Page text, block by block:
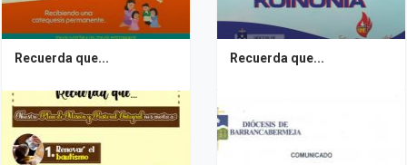
Recuerda que... Recuerda que...